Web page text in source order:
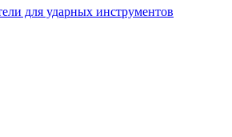
для ударных инструментов